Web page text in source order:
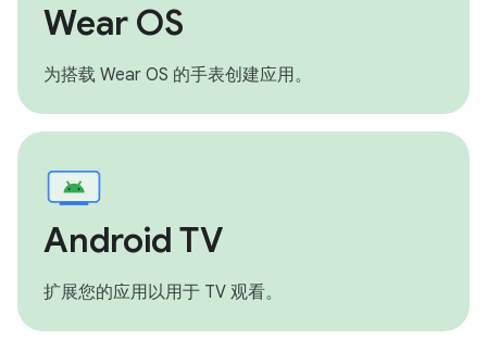
Wear OS
为搭载 Wear OS 的手表创建应用。
Android TV
扩展您的应用以用于 TV 观看。